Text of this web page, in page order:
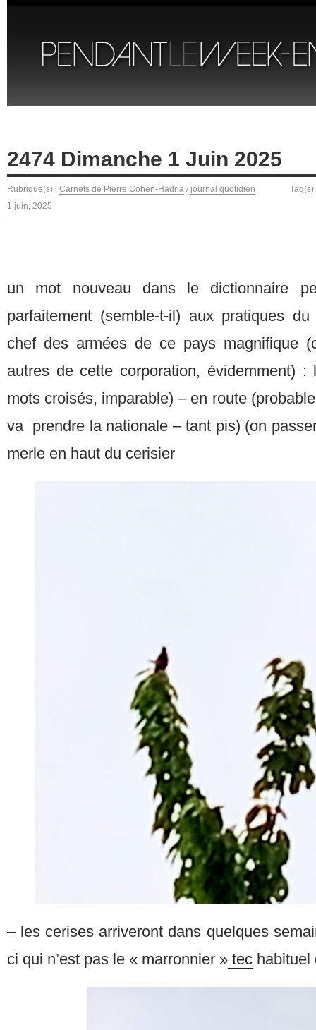
2474 Dimanche 1 Juin 2025
Rubrique(s) : Carnets de Pierre Cohen-Hadria / journal quotidien
1 juin, 2025
un mot nouveau dans le dictionnaire
parfaitement (semble-t-il) aux pratiques
chef des armées de ce pays magnifique
autres de cette corporation, évidemment) :
mots croisés, imparable) – en route
va prendre la nationale – tant pis) (on
merle en haut du cerisier
– les cerises arriveront dans quelques
ci qui n’est pas le « marronnier » tec